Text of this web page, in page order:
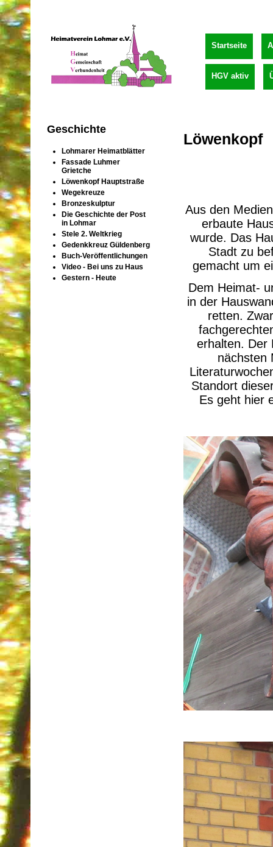
Startseite
HGV aktiv
Geschichte
Lohmarer Heimatblätter
Fassade Luhmer
Grietche
Löwenkopf Hauptstraße
Wegekreuze
Bronzeskulptur
Die Geschichte der Post
in Lohmar
Stele 2. Weltkrieg
Gedenkkreuz Güldenberg
Buch-Veröffentlichungen
Video - Bei uns zu Haus
Gestern - Heute
Löwenkopf
Aus den
erbaute
wurde. Das
Stadt zu
gemacht um
Dem Heimat-
in der
retten.
erhalten. Der
nächsten
Standort
Es geht hier